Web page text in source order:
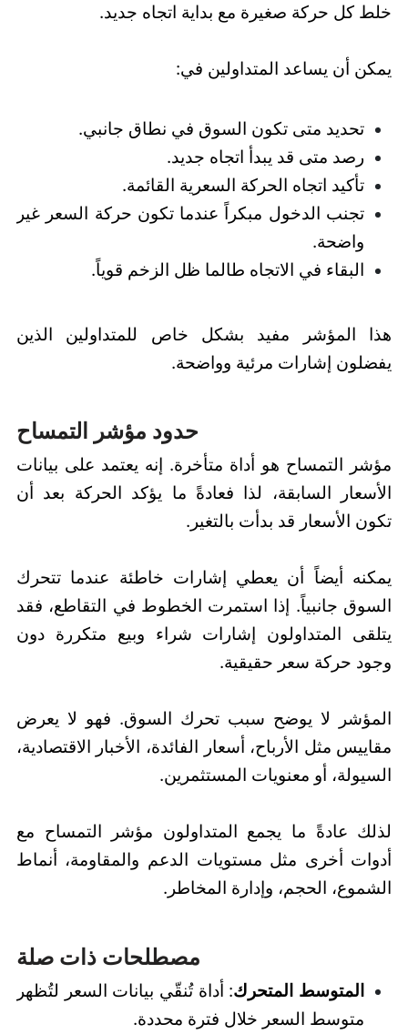
خلط كل حركة صغيرة مع بداية اتجاه جديد.
يمكن أن يساعد المتداولين في:
تحديد متى تكون السوق في نطاق جانبي.
رصد متى قد يبدأ اتجاه جديد.
تأكيد اتجاه الحركة السعرية القائمة.
تجنب الدخول مبكراً عندما تكون حركة السعر غير
واضحة.
البقاء في الاتجاه طالما ظل الزخم قوياً.
هذا المؤشر مفيد بشكل خاص للمتداولين الذين
يفضلون إشارات مرئية وواضحة.
حدود مؤشر التمساح
مؤشر التمساح هو أداة متأخرة. إنه يعتمد على بيانات
الأسعار السابقة، لذا فعادةً ما يؤكد الحركة بعد أن
تكون الأسعار قد بدأت بالتغير.
يمكنه أيضاً أن يعطي إشارات خاطئة عندما تتحرك
السوق جانبياً. إذا استمرت الخطوط في التقاطع، فقد
يتلقى المتداولون إشارات شراء وبيع متكررة دون
وجود حركة سعر حقيقية.
المؤشر لا يوضح سبب تحرك السوق. فهو لا يعرض
مقاييس مثل الأرباح، أسعار الفائدة، الأخبار الاقتصادية،
السيولة، أو معنويات المستثمرين.
لذلك عادةً ما يجمع المتداولون مؤشر التمساح مع
أدوات أخرى مثل مستويات الدعم والمقاومة، أنماط
الشموع، الحجم، وإدارة المخاطر.
مصطلحات ذات صلة
المتوسط المتحرك: أداة تُنقّي بيانات السعر لتُظهر
متوسط السعر خلال فترة محددة.